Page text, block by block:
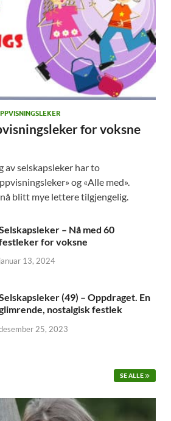
for voksne
av selskapsleker har to
og «Alle med».
blitt mye lettere tilgjengelig.
– Nå med 60
for voksne
januar 13, 2024
(49) – Oppdraget. En
nostalgisk festlek
25, 2023
SE ALLE